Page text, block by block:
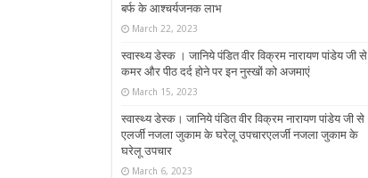
बर्फ के आश्चर्यजनक लाभ
March 22, 2023
स्वास्थ्य डेस्क । जानिये पंडित वीर विक्रम नारायण पांडेय जी से
कमर और पीठ दर्द होने पर इन नुस्‍खों को अजमाएं
March 15, 2023
स्वास्थ्य डेस्क। जानिये पंडित वीर विक्रम नारायण पांडेय जी से
एलर्जी नजला जुकाम के घरेलू उपचारएलर्जी नजला जुकाम के
घरेलू उपचार
March 6, 2023